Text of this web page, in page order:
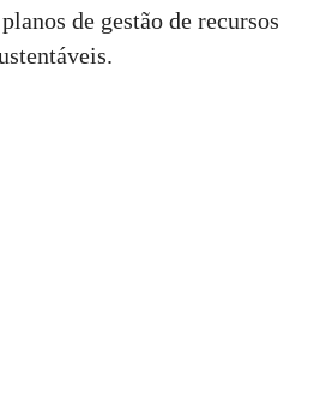
de gestão de recursos